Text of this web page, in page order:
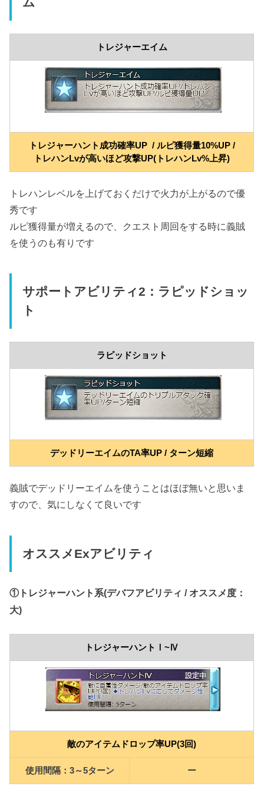
トレジャーエイム
トレジャーハント成功確率UP / ルピ獲得量10%UP /
トレハンLvが高いほど攻撃UP(トレハンLv%上昇)
トレハンレベルを上げておくだけで火力が上がるので優
秀です
ルピ獲得量が増えるので、クエスト周回をする時に義賊
を使うのも有りです
サポートアビリティ2：ラピッドショッ
ト
ラピッドショット
デッドリーエイムのTA率UP / ターン短縮
義賊でデッドリーエイムを使うことはほぼ無いと思いま
すので、気にしなくて良いです
オススメExアビリティ
①トレジャーハント系(デバフアビリティ / オススメ度：
大)
トレジャーハントⅠ~Ⅳ
敵のアイテムドロップ率UP(3回)
使用間隔：3～5ターン ー